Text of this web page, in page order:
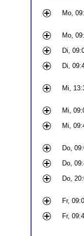
Mo,
Mo,
Di,
Di,
Mi,
Mi,
Mi,
Do,
Do,
Do,
Fr,
Fr,